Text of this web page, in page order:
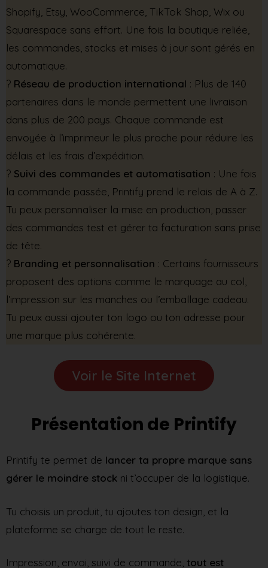
Shopify, Etsy, WooCommerce, TikTok Shop, Wix ou
Squarespace sans effort. Une fois la boutique reliée,
les commandes, stocks et mises à jour sont gérés en
automatique.
? Réseau de production international : Plus de 140
partenaires dans le monde permettent une livraison
dans plus de 200 pays. Chaque commande est
envoyée à l’imprimeur le plus proche pour réduire les
délais et les frais d’expédition.
? Suivi des commandes et automatisation : Une fois
la commande passée, Printify prend le relais de A à Z.
Tu peux personnaliser la mise en production, passer
des commandes test et gérer ta facturation sans prise
de tête.
? Branding et personnalisation : Certains fournisseurs
proposent des options comme le marquage au col,
l’impression sur les manches ou l’emballage cadeau.
Tu peux aussi ajouter ton logo ou ton adresse pour
une marque plus cohérente.
Voir le Site Internet
Présentation de Printify
Printify te permet de lancer ta propre marque sans
gérer le moindre stock ni t’occuper de la logistique.
Tu choisis un produit, tu ajoutes ton design, et la
plateforme se charge de tout le reste.
Impression, envoi, suivi de commande, tout est